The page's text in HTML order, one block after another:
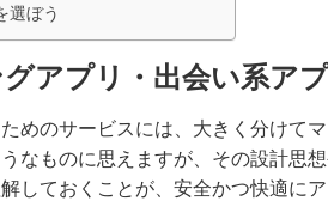
選ぼう
アプリ・出会い系ア
めのサービスには、大きく分けて
なものに思えますが、その設計思
しておくことが、安全かつ快適に